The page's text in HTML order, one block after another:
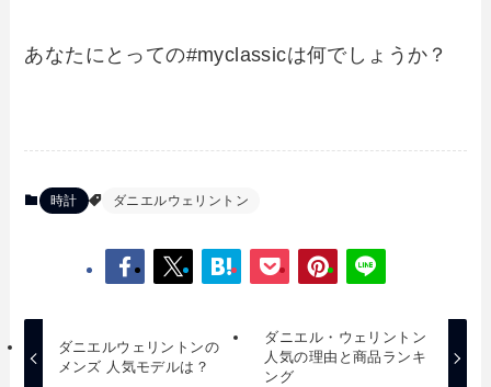
あなたにとっての#myclassicは何でしょうか？
時計 ダニエルウェリントン
ダニエルウェリントンの
メンズ 人気モデルは？
ダニエル・ウェリントン
人気の理由と商品ランキ
ング